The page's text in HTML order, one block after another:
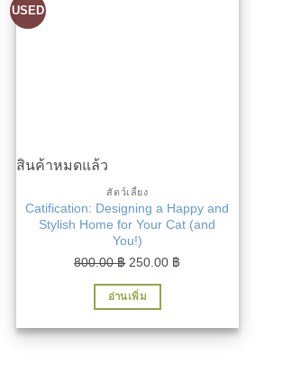
USED
สินค้าหมดแล้ว
สัตว์เลี้ยง
Catification: Designing a Happy and
Stylish Home for Your Cat (and
You!)
800.00฿ Original
price
was:
250.00 ฿
อ่านเพิ่ม